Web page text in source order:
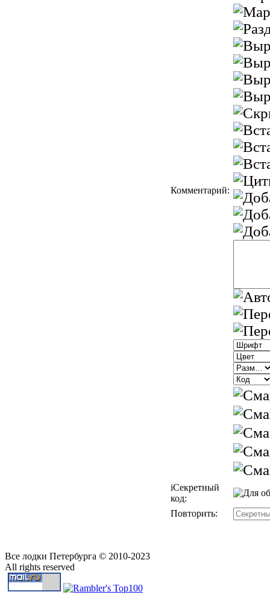
Комментарий:
iСекретный
код:
Повторить:
Все лодки Петербурга © 2010-2023
All rights reserved